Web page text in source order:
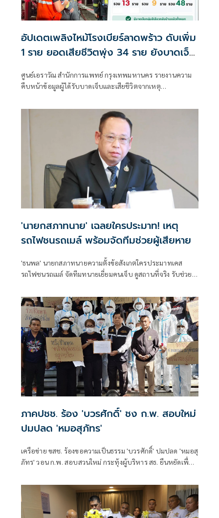
อัปเดตเพลิงไหม้โรงเบียร์ลาดพร้าว ดับเพิ่ม
1 ราย ยอดเสียชีวิตพุ่ง 34 ราย ยังบาดเจ็บ
ศูนย์เอราวัณ สำนักการแพทย์ กรุงเทพมหานคร รายงานความ
คืบหน้าข้อมูลผู้ได้รับบาดเจ็บและเสียชีวิตจากเหตุ
'นายกสภาทนาย' เฉลยใครประมาท! เหตุ
รถไฟชนรถเมล์ พร้อมจัดทีมช่วยผู้เสียหาย
'ธนพล' นายกสภาทนายความตั้งข้อสังเกตใครประมาทเคส
รถไฟชนรถเมล์ จัดทีมทนายเยี่ยมคนเจ็บ ดูสถานที่จริง รับช่วย
ขสมก.'
ภาคปชช. ร้อง 'บวรศักดิ์' ชง ก.พ. สอบใหม่
ปมปลด 'หมอสุภัทร'
เครือข่าย ขสช. ร้องขอความเป็นธรรม 'บวรศักดิ์' ปมปลด 'หมอสุ
ภัทร' วอน ก.พ. สอบสวนใหม่ กระทุ้งผู้บริหาร สธ. ยืนหยัดเพื่อ